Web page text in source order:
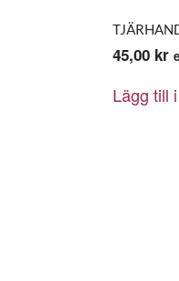
45,00 kr
Lägg till